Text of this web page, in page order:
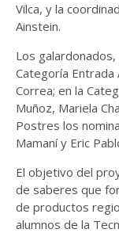
Vilca, y la
Ainstein.
Los
Categoría Entrada
Correa; en la
Muñoz, Mariela
Postres los
Mamaní y Eric
El objetivo del
de saberes que
de productos
alumnos de la